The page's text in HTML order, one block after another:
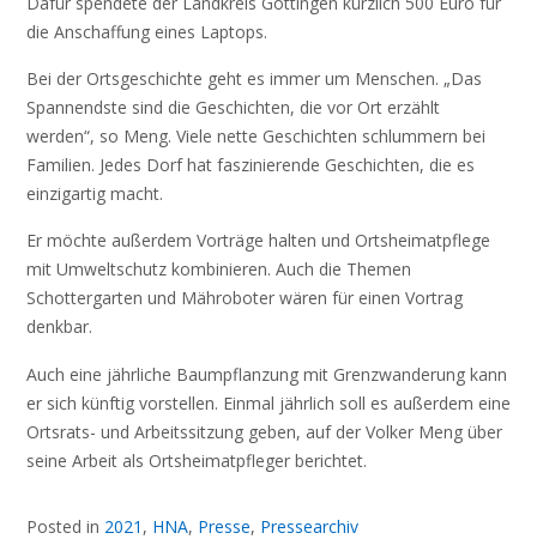
die Anschaffung eines Laptops.
Bei der Ortsgeschichte geht es immer um Menschen. „Das
Spannendste sind die Geschichten, die vor Ort erzählt
werden“, so Meng. Viele nette Geschichten schlummern bei
Familien. Jedes Dorf hat faszinierende Geschichten, die es
einzigartig macht.
Er möchte außerdem Vorträge halten und Ortsheimatpflege
mit Umweltschutz kombinieren. Auch die Themen
Schottergarten und Mähroboter wären für einen Vortrag
denkbar.
Auch eine jährliche Baumpflanzung mit Grenzwanderung kann
er sich künftig vorstellen. Einmal jährlich soll es außerdem eine
Ortsrats- und Arbeitssitzung geben, auf der Volker Meng über
seine Arbeit als Ortsheimatpfleger berichtet.
Posted in 2021 , HNA, Presse, Pressearchiv